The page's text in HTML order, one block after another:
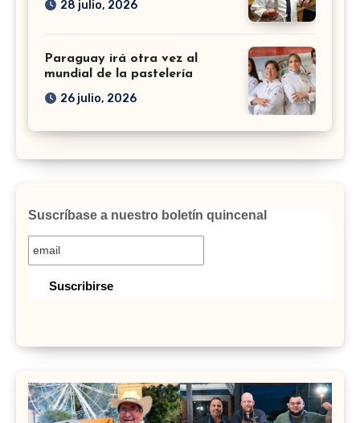
28 julio, 2026
Paraguay irá otra vez al
mundial de la pastelería
26 julio, 2026
Suscríbase a nuestro boletín quincenal